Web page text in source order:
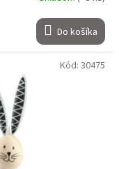
Do košíka
Kód: 30475